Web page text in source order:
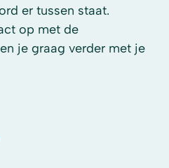
er tussen staat.
op met de
je graag verder met je